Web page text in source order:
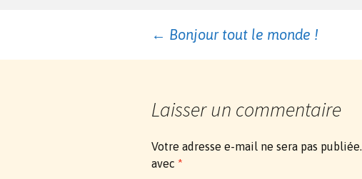
Navigation
← Bonjour tout le monde !
Laisser un commentaire
Votre adresse e-mail ne sera pas publiée.
avec *